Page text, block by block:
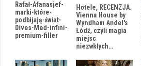
Rafał-Afanasjef-
marki-które-
podbijają-świat-
Dives-Med-infini-
premium-filler
Hotele, RECENZJA.
Vienna House by
Wyndham Andel's
Łódź, czyli magia
miejsc
niezwkłych…